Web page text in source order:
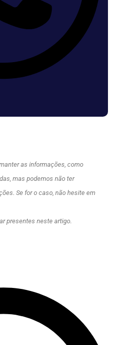
as informações, como
mas podemos não ter
Se for o caso, não hesite em
presentes neste artigo.